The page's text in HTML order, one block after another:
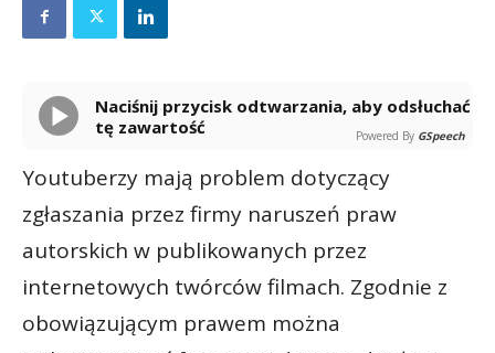
Naciśnij przycisk odtwarzania, aby odsłuchać
tę zawartość
Powered By GSpeech
Youtuberzy mają problem dotyczący
zgłaszania przez firmy naruszeń praw
autorskich w publikowanych przez
internetowych twórców filmach. Zgodnie z
obowiązującym prawem można